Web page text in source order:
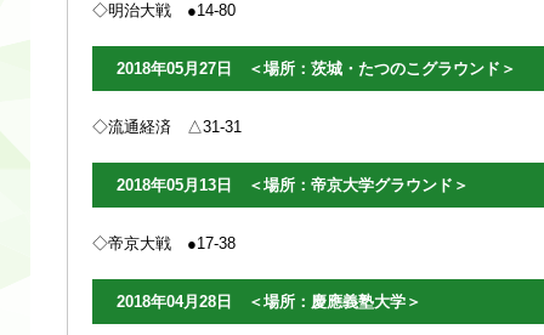
◇明治大戦 ●14-80
2018年05月27日 ＜場所：茨城・たつのこグラウンド＞
◇流通経済 △31-31
2018年05月13日 ＜場所：帝京大学グラウンド＞
◇帝京大戦 ●17-38
2018年04月28日 ＜場所：慶應義塾大学＞